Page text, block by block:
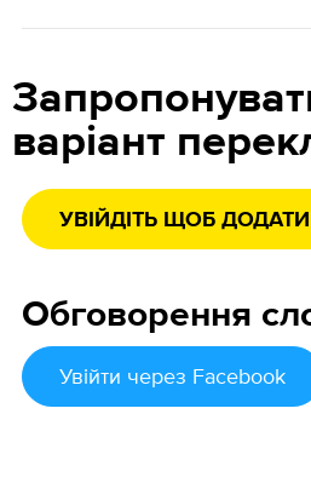
варіант
УВІЙДІТЬ ЩОБ
Обговорення
Увійти через Facebook